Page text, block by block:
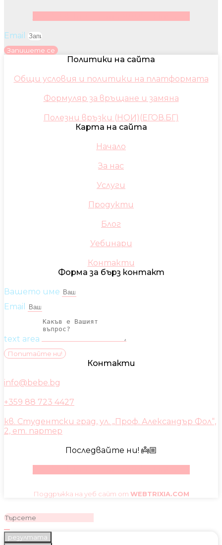
Email
Запишете се
Политики на сайта
Общи условия и политики на платформата
Формуляр за връщане и замяна
Полезни връзки (НОИ)(ЕГОВ.БГ)
Карта на сайта
Начало
За нас
Услуги
Продукти
Блог
Уебинари
Контакти
Форма за бърз контакт
Вашето име
Email
text area
Попитайте ни!
Контакти
info@bebe.bg
+359 88 723 4427
кв. Студентски град, ул. „Проф. Александър Фол“,
2, ет. партер
Последвайте ни! 👼🏼
Поддръжка на уеб сайт от WEBTRIXIA.COM
резултата